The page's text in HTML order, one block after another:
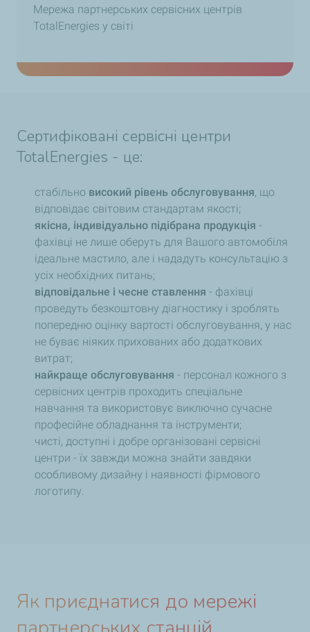
Мережа партнерських сервісних центрів
TotalEnergies у світі
Сертифіковані сервісні центри
TotalEnergies - це:
стабільно високий рівень обслуговування, що
відповідає світовим стандартам якості;
якісна, індивідуально підібрана продукція -
фахівці не лише оберуть для Вашого автомобіля
ідеальне мастило, але і нададуть консультацію з
усіх необхідних питань;
відповідальне і чесне ставлення - фахівці
проведуть безкоштовну діагностику і зроблять
попередню оцінку вартості обслуговування, у нас
не буває ніяких прихованих або додаткових
витрат;
найкраще обслуговування - персонал кожного з
сервісних центрів проходить спеціальне
навчання та використовує виключно сучасне
професійне обладнання та інструменти;
чисті, доступні і добре організовані сервісні
центри - їх завжди можна знайти завдяки
особливому дизайну і наявності фірмового
логотипу.
Як приєднатися до мережі